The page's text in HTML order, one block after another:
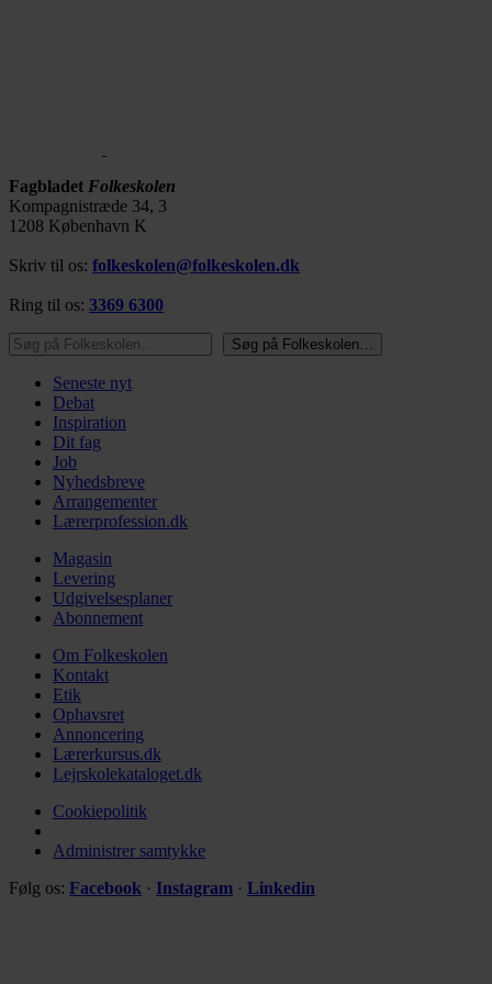
Fagbladet Folkeskolen
Kompagnistræde 34, 3
1208 København K
Skriv til os: folkeskolen@folkeskolen.dk
Ring til os: 3369 6300
Søg på Folkeskolen…
Søg på Folkeskolen…
Seneste nyt
Debat
Inspiration
Dit fag
Job
Nyhedsbreve
Arrangementer
Lærerprofession.dk
Magasin
Levering
Udgivelsesplaner
Abonnement
Om Folkeskolen
Kontakt
Etik
Ophavsret
Annoncering
Lærerkursus.dk
Lejrskolekataloget.dk
Cookiepolitik
Administrer samtykke
Følg os: Facebook · Instagram · Linkedin